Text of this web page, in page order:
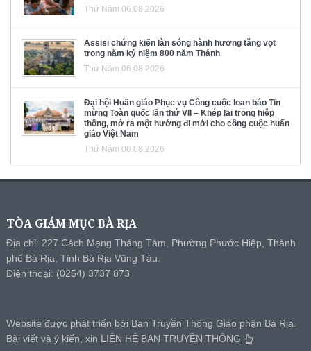
Thứ Năm 06.08.2026
Assisi chứng kiến làn sóng hành hương tăng vọt
trong năm kỷ niệm 800 năm Thánh
Thứ Năm 06.08.2026
Đại hội Huấn giáo Phục vụ Công cuộc loan báo Tin
mừng Toàn quốc lần thứ VII – Khép lại trong hiệp
thông, mở ra một hướng đi mới cho công cuộc huấn
giáo Việt Nam
Thứ Năm 06.08.2026
TÒA GIÁM MỤC BÀ RỊA
Địa chỉ: 227 Cách Mạng Tháng Tám, Phường Phước Hiệp, Thành
phố Bà Rịa, Tỉnh Bà Rịa Vũng Tàu.
Điện thoại: (0254) 3737 873
Website được phát triển bởi Ban Truyền Thông Giáo phận Bà Rịa.
Bài viết và ý kiến, xin LIÊN HỆ BAN TRUYỀN THÔNG